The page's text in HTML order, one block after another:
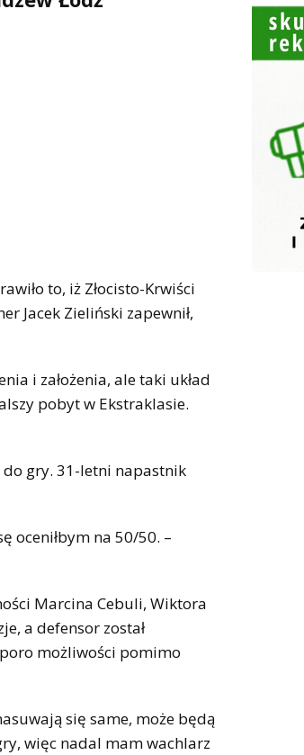
to, iż Złocisto-Krwiści
Jacek Zieliński zapewnił,
i założenia, ale taki układ
pobyt w Ekstraklasie.
gry. 31-letni napastnik
oceniłbym na 50/50. –
Marcina Cebuli, Wiktora
a defensor został
możliwości pomimo
się same, może będą
więc nadal mam wachlarz